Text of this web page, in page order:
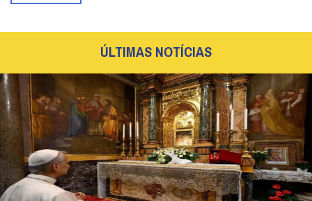
ÚLTIMAS NOTÍCIAS